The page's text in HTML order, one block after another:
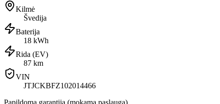
Kilmė
Švedija
Baterija
18 kWh
Rida (EV)
87 km
VIN
JTJCKBFZ102014466
Papildoma garantija (mokama paslauga)